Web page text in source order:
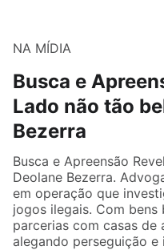
NA MÍDIA
Busca e
Lado não tão
Bezerra
Busca e Apreensão
Deolane Bezerra.
em operação que
jogos ilegais. Com
parcerias com casas de
alegando perseguição e